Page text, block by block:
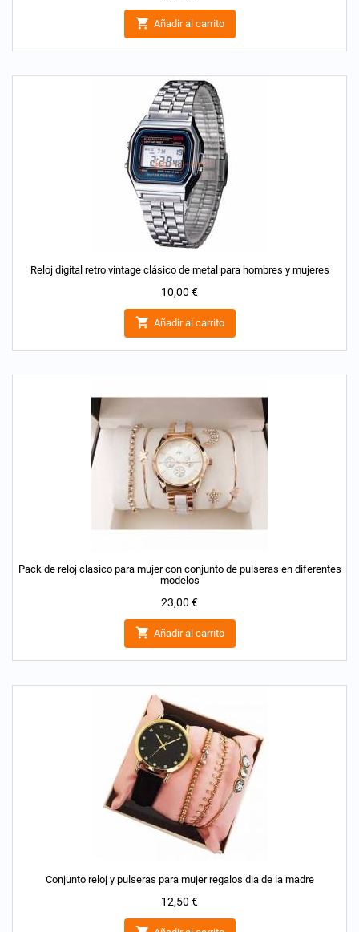
 Añadir al carrito
Reloj digital retro vintage clásico de metal para hombres y mujeres
Precio
10,00 €
 Añadir al carrito
Pack de reloj clasico para mujer con conjunto de pulseras en diferentes
modelos
Precio
23,00 €
 Añadir al carrito
Conjunto reloj y pulseras para mujer regalos dia de la madre
Precio
12,50 €